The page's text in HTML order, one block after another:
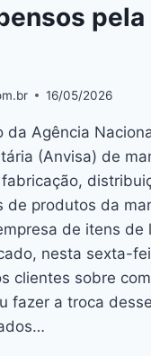
pela
16/05/2026
da Agência
(Anvisa) de
de produtos da
de itens de
nesta sexta-
clientes sobre
fazer a troca